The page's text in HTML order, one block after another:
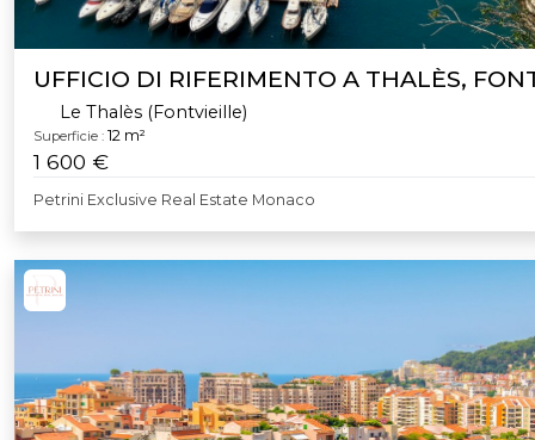
UFFICIO DI RIFERIMENTO A THALÈS,
Le Thalès (Fontvieille)
Superficie : 12 m²
1 600 €
Petrini Exclusive Real Estate Monaco